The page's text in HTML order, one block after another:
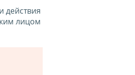
действия
лицом